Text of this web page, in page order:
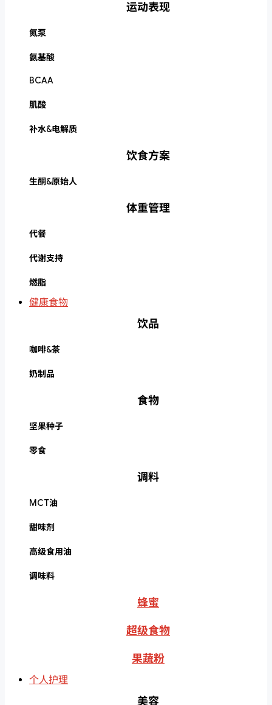
运动表现
氮泵
氨基酸
BCAA
肌酸
补水&电解质
饮食方案
生酮&原始人
体重管理
代餐
代谢支持
燃脂
健康食物
饮品
咖啡&茶
奶制品
食物
坚果种子
零食
调料
MCT油
甜味剂
高级食用油
调味料
蜂蜜
超级食物
果蔬粉
个人护理
美容